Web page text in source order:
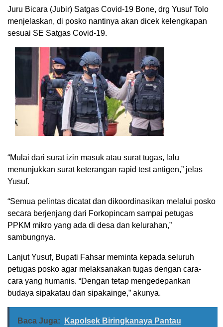
Juru Bicara (Jubir) Satgas Covid-19 Bone, drg Yusuf Tolo
menjelaskan, di posko nantinya akan dicek kelengkapan
sesuai SE Satgas Covid-19.
“Mulai dari surat izin masuk atau surat tugas, lalu
menunjukkan surat keterangan rapid test antigen,” jelas
Yusuf.
“Semua pelintas dicatat dan dikoordinasikan melalui posko
secara berjenjang dari Forkopincam sampai petugas
PPKM mikro yang ada di desa dan kelurahan,”
sambungnya.
Lanjut Yusuf, Bupati Fahsar meminta kepada seluruh
petugas posko agar melaksanakan tugas dengan cara-
cara yang humanis. “Dengan tetap mengedepankan
budaya sipakatau dan sipakainge,” akunya.
Baca Juga:
Kapolsek Biringkanaya Pantau